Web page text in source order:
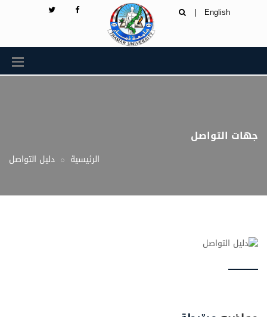
English
|
جهات التواصل
الرئيسية دليل التواصل